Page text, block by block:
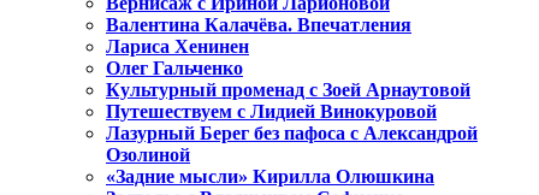
Валентина Калачёва. Впечатления
Лариса Хенинен
Олег Гальченко
Культурный променад с Зоей Арнаутовой
Путешествуем с Лидией Винокуровой
Лазурный Берег без пафоса с Александрой
Озолиной
«Задние мысли» Кирилла Олюшкина